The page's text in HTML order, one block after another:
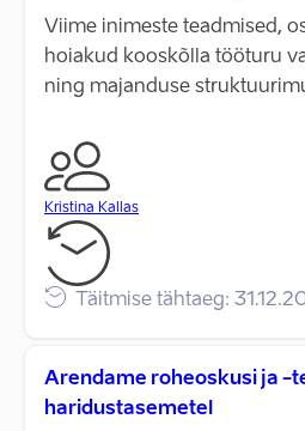
Viime inimeste teadmised,
hoiakud kooskõlla tööturu
ning majanduse
Kristina Kallas
Täitmise tähtaeg:
Arendame roheoskusi ja -
haridustasemetel